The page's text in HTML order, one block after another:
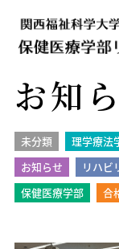
お知
未分類 理学療法
お知らせ
リハビ
保健医療学部
合